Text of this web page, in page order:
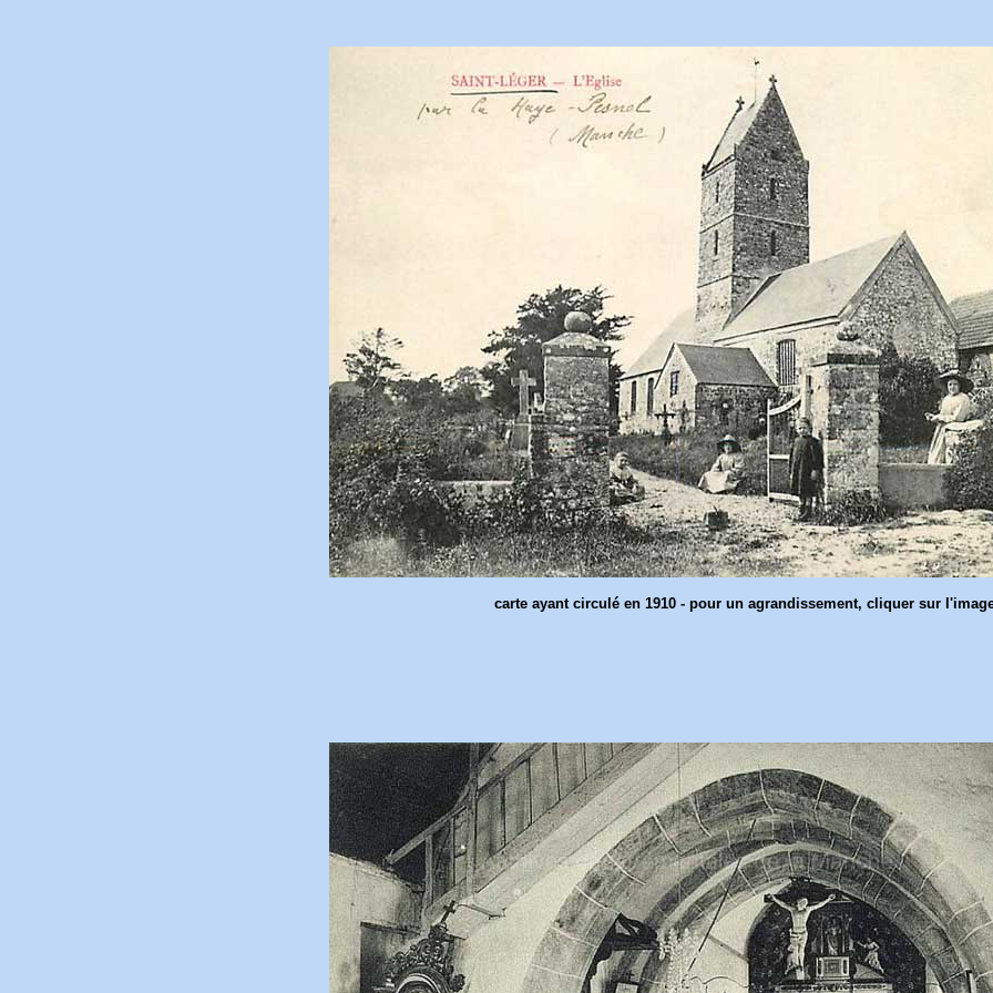
carte ayant circulé en 1910 - pour un agrandissement, cliquer sur